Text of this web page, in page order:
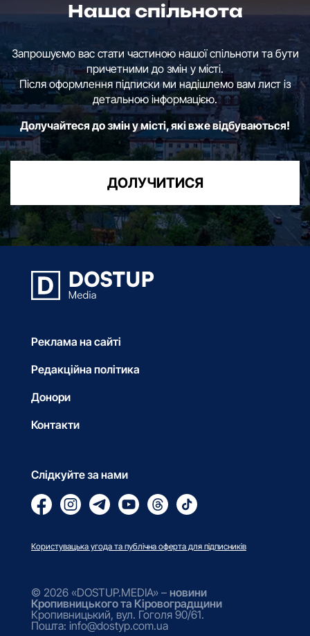
Наша спільнота
Запрошуємо вас стати частиною нашої спільноти та бути
причетними до змін у місті.
Після оформлення підписки ми надішлемо вам лист із
детальною інформацією.
Долучайтеся до змін у місті, які вже відбуваються!
ДОЛУЧИТИСЯ
Реклама на сайті
Редакційна політика
Донори
Контакти
Слідкуйте за нами
Користувацька угода та публічна оферта для підписників
© 2026 «DOSTUP.MEDIA» – новини
Кропивницького та Кіровоградщини
Кропивницький, вул. Гоголя 90/61.
Пошта: info@dostyp.com.ua